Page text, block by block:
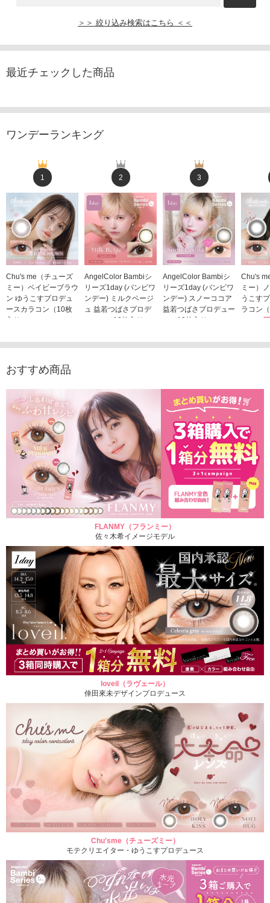
＞＞ 絞り込み検索はこちら ＜＜
最近チェックした商品
ワンデーランキング
1
Chu's me（チューズ
ミー）ベイビーブラウ
ン ゆうこすプロデュ
ースカラコン（10枚
入り）
2
AngelColor Bambiシ
リーズ1day (バンビワ
ンデー) ミルクベージ
ュ 益若つばさプロデ
ュース（10枚入り）
3
AngelColor Bambiシ
リーズ1day (バンビワ
ンデー) スノーココア
益若つばさプロデュー
ス（10枚入り）
Chu's
ミー）
うこす
ラコン
1,705
おすすめ商品
FLANMY（フランミー）
佐々木希イメージモデル
loveil（ラヴェール）
倖田來未デザインプロデュース
Chu'sme（チューズミー）
モテクリエイター・ゆうこすプロデュース